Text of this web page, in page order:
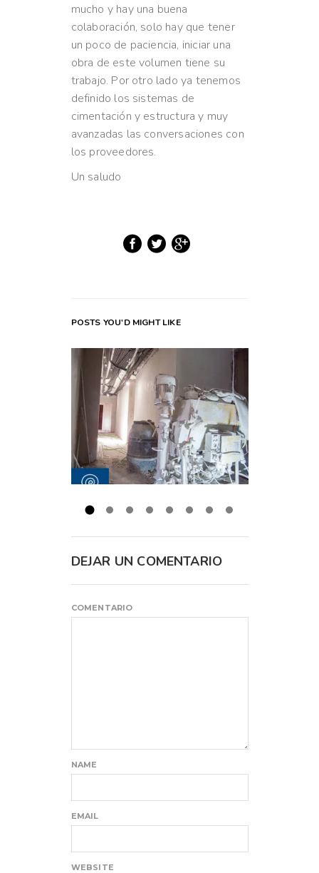
mucho y hay una buena
colaboración, solo hay que tener
un poco de paciencia, iniciar una
obra de este volumen tiene su
trabajo. Por otro lado ya tenemos
definido los sistemas de
cimentación y estructura y muy
avanzadas las conversaciones con
los proveedores.
Un saludo
POSTS YOU'D MIGHT LIKE
DEJAR UN COMENTARIO
COMENTARIO
NAME
EMAIL
WEBSITE